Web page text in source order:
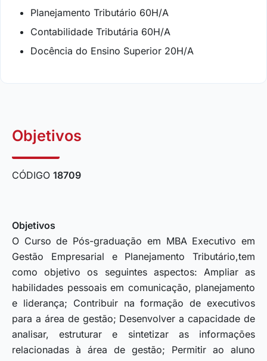
Planejamento Tributário 60H/A
Contabilidade Tributária 60H/A
Docência do Ensino Superior 20H/A
Objetivos
CÓDIGO 18709
Objetivos
O Curso de Pós-graduação em MBA Executivo em
Gestão Empresarial e Planejamento Tributário,tem
como objetivo os seguintes aspectos: Ampliar as
habilidades pessoais em comunicação, planejamento
e liderança; Contribuir na formação de executivos
para a área de gestão; Desenvolver a capacidade de
analisar, estruturar e sintetizar as informações
relacionadas à área de gestão; Permitir ao aluno